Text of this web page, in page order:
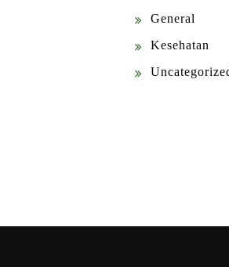
General
Kesehatan